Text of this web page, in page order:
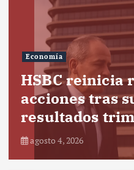
Economía
HSBC reinicia
acciones tras
resultados
agosto 4, 2026